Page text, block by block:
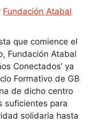
Fundación Atabal
que comience el
Fundación Atabal
Conectados’ ya
Formativo de GB
de dicho centro
suficientes para
solidaria hasta